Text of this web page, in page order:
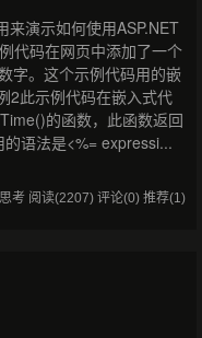
来演示如何使用ASP.NET
代码在网页中添加了一个
字。这个示例代码用的嵌
2此示例代码在嵌入式代
的函数，此函数返回
语法是<%= expressi...
考 阅读(2207) 评论(0) 推荐(1)